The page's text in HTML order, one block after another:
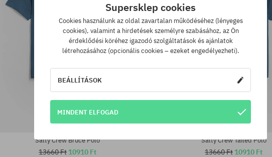
Salty Crew Bruce Póló
13660 Ft 10910 Ft
Salty Crew Tailed Póló
13660 Ft 10910 Ft
Supersklep cookies
Cookies használunk az oldal zavartalan működéséhez (lényeges
cookies), valamint a hirdetések személyre szabásához, az Ön
érdeklődési köréhez igazodó szolgáltatások és ajánlatok
létrehozásához (opcionális cookies – ezeket engedélyezheti).
BEÁLLÍTÁSOK
MINDENT ELFOGAD